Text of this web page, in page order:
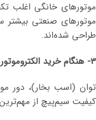
موتورهای خانگی اغلب
موتورهای صنعتی بیشتر
طراحی شده‌اند.
3- هنگام خرید الکتروموتور خانگی به چه نکاتی توجه کنیم؟
کیفیت سیم‌پیچ از